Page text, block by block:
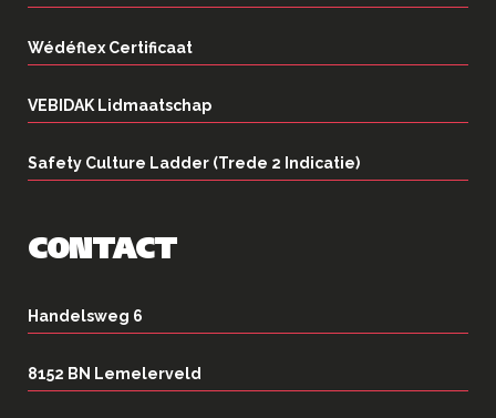
Wédéflex Certificaat
VEBIDAK Lidmaatschap
Safety Culture Ladder (Trede 2 Indicatie)
CONTACT
Handelsweg 6
8152 BN Lemelerveld